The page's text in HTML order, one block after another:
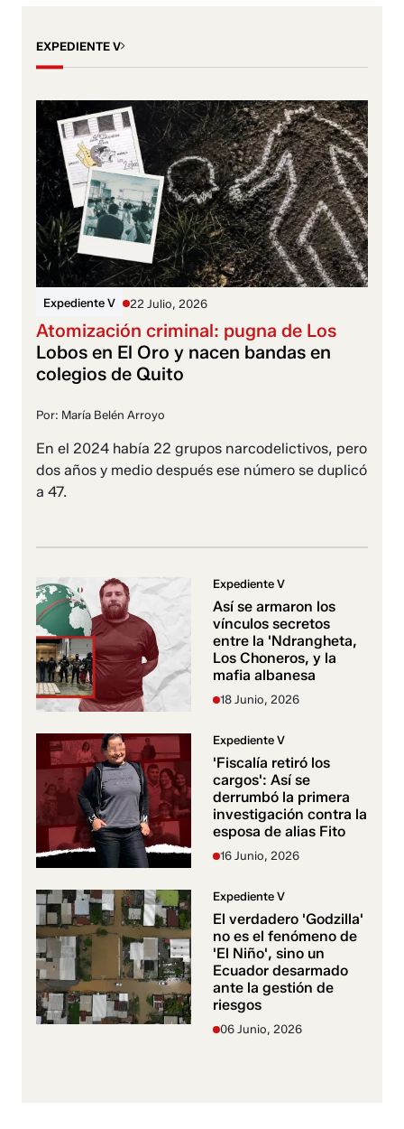
EXPEDIENTE V
Expediente V 22 Julio, 2026
Atomización criminal: pugna de Los
Lobos en El Oro y nacen bandas en
colegios de Quito
Por: María Belén Arroyo
En el 2024 había 22 grupos narcodelictivos, pero
dos años y medio después ese número se duplicó
a 47.
Expediente V
Así se armaron los
vínculos secretos
entre la 'Ndrangheta,
Los Choneros, y la
mafia albanesa
18 Junio, 2026
Expediente V
'Fiscalía retiró los
cargos': Así se
derrumbó la primera
investigación contra la
esposa de alias Fito
16 Junio, 2026
Expediente V
El verdadero 'Godzilla'
no es el fenómeno de
'El Niño', sino un
Ecuador desarmado
ante la gestión de
riesgos
06 Junio, 2026